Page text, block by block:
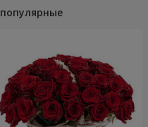
популярные